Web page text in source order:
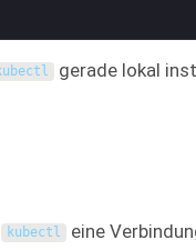
gerade lokal
kubectl eine